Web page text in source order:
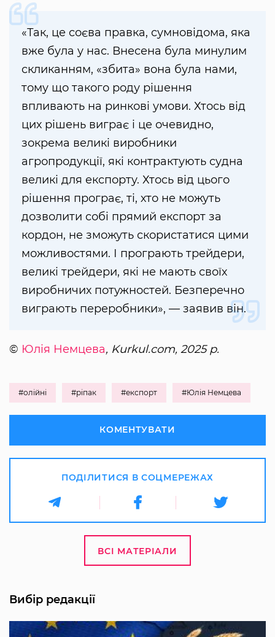
«Так, це соєва правка, сумновідома, яка
вже була у нас. Внесена була минулим
скликанням, «збита» вона була нами,
тому що такого роду рішення
впливають на ринкові умови. Хтось від
цих рішень виграє і це очевидно,
зокрема великі виробники
агропродукції, які контрактують судна
великі для експорту. Хтось від цього
рішення програє, ті, хто не можуть
дозволити собі прямий експорт за
кордон, не зможуть скористатися цими
можливостями. І програють трейдери,
великі трейдери, які не мають своїх
виробничих потужностей. Безперечно
виграють переробники», — заявив він.
© Юлія Немцева, Kurkul.com, 2025 р.
#олійні #ріпак #експорт #Юлія Немцева
КОМЕНТУВАТИ
ПОДІЛИТИСЯ В СОЦМЕРЕЖАХ
ВСІ МАТЕРІАЛИ
Вибір редакції